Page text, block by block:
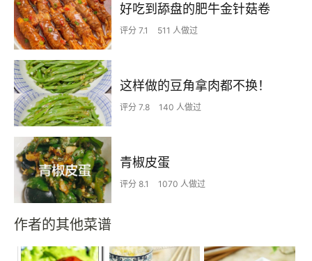
好吃到舔盘的肥牛金针菇卷
评分 7.1 511 人做过
这样做的豆角拿肉都不换！
评分 7.8 140 人做过
青椒皮蛋
评分 8.1 1070 人做过
作者的其他菜谱